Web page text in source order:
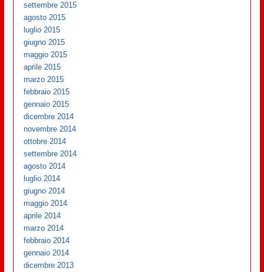
settembre 2015
agosto 2015
luglio 2015
giugno 2015
maggio 2015
aprile 2015
marzo 2015
febbraio 2015
gennaio 2015
dicembre 2014
novembre 2014
ottobre 2014
settembre 2014
agosto 2014
luglio 2014
giugno 2014
maggio 2014
aprile 2014
marzo 2014
febbraio 2014
gennaio 2014
dicembre 2013